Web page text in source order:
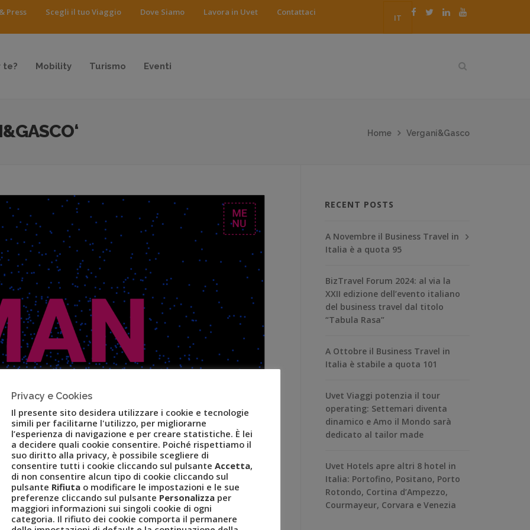
IT
Press Scegli il tuo Viaggio Dove Siamo Lavora in Uvet Contattaci
te? Mobility Turismo Eventi
Home Vergani&Gasco
RECENT POSTS
A Novembre il Business Travel in
Italia è a quota 95
BizTravel Forum 2024: al via la
XXII edizione dell’evento italiano
del business travel dal titolo
“Tabula Rasa”
A Ottobre il Business Travel in
Italia è stabile a quota 101
Uvet Viaggi potenzia il tour
operating: Settemari diventa
dinamico e Amo il Mondo sarà
dedicato al tailor made
Uvet Hotels apre altri 8 hotel in
Italia: Portofino, Positano, Porto
Rotondo, Cortina d’Ampezzo,
Courmayeur, Corvara e Venezia
Privacy e Cookies
Il presente sito desidera utilizzare i cookie e tecnologie
simili per facilitarne l'utilizzo, per migliorarne
l’esperienza di navigazione e per creare statistiche. È lei
a decidere quali cookie consentire. Poiché rispettiamo il
suo diritto alla privacy, è possibile scegliere di
consentire tutti i cookie cliccando sul pulsante Accetta,
di non consentire alcun tipo di cookie cliccando sul
pulsante Rifiuta o modificare le impostazioni e le sue
preferenze cliccando sul pulsante Personalizza per
maggiori informazioni sui singoli cookie di ogni
categoria. Il rifiuto dei cookie comporta il permanere